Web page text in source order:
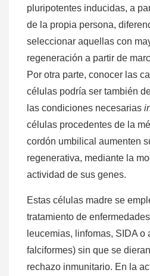
pluripotentes inducidas, a
de la propia persona,
seleccionar aquellas con
regeneración a partir de
Por otra parte, conocer las
células podría ser también
las condiciones necesarias
células procedentes de la
cordón umbilical aumenten
regenerativa, mediante la
actividad de sus genes.
Estas células madre se
tratamiento de
leucemias, linfomas, SIDA
falciformes) sin que se
rechazo inmunitario. En la